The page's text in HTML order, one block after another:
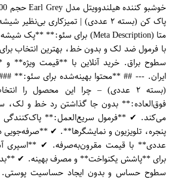
پاک کن (بسته ۲ عددی) | تمیزکاری
با فرمول ضد لک و بدون خط، بهترین انتخاب
سطوح براق. خرید آنلاین با **قیمت ویژه** و
ایران. --- ## **محتوا بهینه‌شده برای
(بسته ۲ عددی) – چرا این محصول را
فوق‌العاده:** بدون جا گذاشتن رد خط و لک،
می‌کند. ✔ **فرمول سریع‌العمل:** پاک‌کنندگی
پنجره، تلویزیون و نمایشگرها**. ✔
عددی** با قیمت مقرون‌به‌صرفه. ✔ **اسپری
برای **پاشش یکنواخت** و مصرف بهینه. ✔
سطوح حساس و بدون ایجاد حساسیت پوستی.